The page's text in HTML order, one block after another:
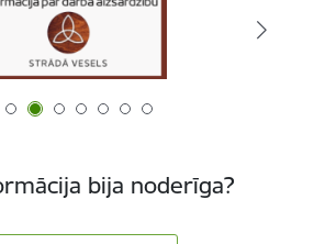
bija noderīga?